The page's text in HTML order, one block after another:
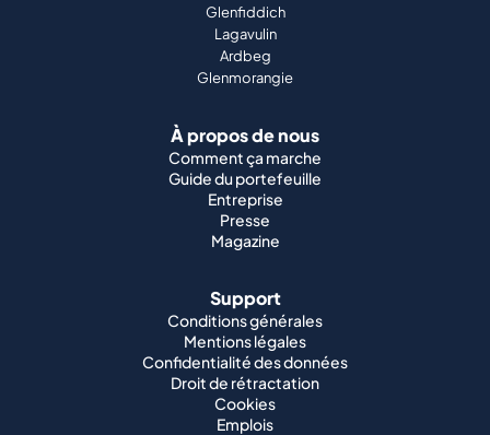
Glenfiddich
Lagavulin
Ardbeg
Glenmorangie
À propos de nous
Comment ça marche
Guide du portefeuille
Entreprise
Presse
Magazine
Support
Conditions générales
Mentions légales
Confidentialité des données
Droit de rétractation
Cookies
Emplois